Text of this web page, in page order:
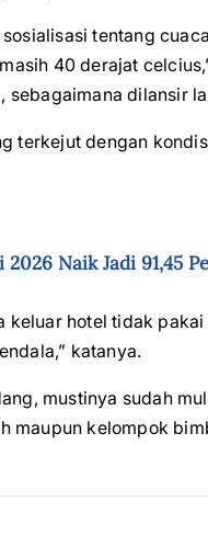
tentang
40 derajat
sebagaimana dilansir
terkejut dengan
2026 Naik Jadi 91,45
keluar hotel tidak
katanya.
mustinya sudah
maupun kelompok